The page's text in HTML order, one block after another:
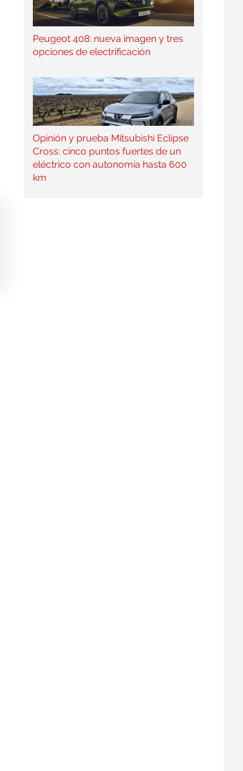
Peugeot 408: nueva imagen y tres
opciones de electrificación
Opinión y prueba Mitsubishi Eclipse
Cross: cinco puntos fuertes de un
eléctrico con autonomía hasta 600
km